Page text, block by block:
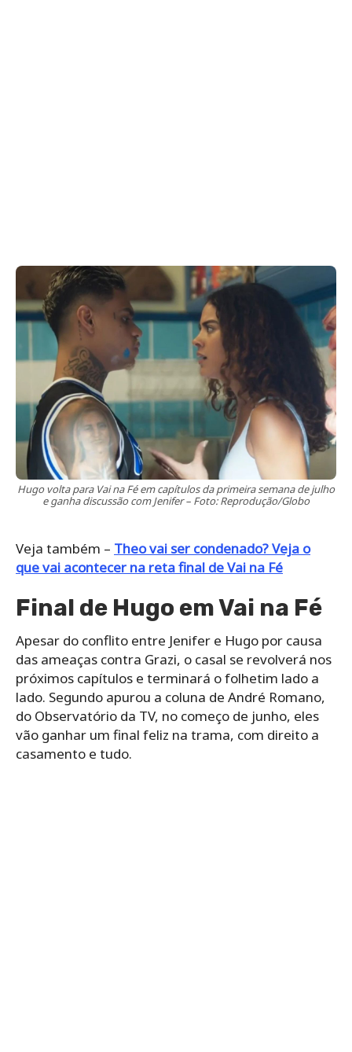
Hugo volta para Vai na Fé em capítulos da primeira semana de julho
e ganha discussão com Jenifer – Foto: Reprodução/Globo
Veja também – Theo vai ser condenado? Veja o
que vai acontecer na reta final de Vai na Fé
Final de Hugo em Vai na Fé
Apesar do conflito entre Jenifer e Hugo por causa
das ameaças contra Grazi, o casal se revolverá nos
próximos capítulos e terminará o folhetim lado a
lado. Segundo apurou a coluna de André Romano,
do Observatório da TV, no começo de junho, eles
vão ganhar um final feliz na trama, com direito a
casamento e tudo.